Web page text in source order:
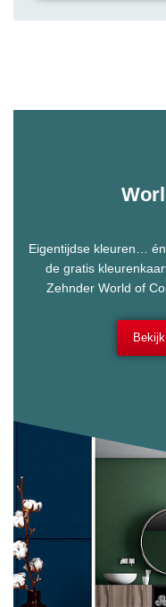
Eigentijdse kleuren…
de gratis
Zehnder World of